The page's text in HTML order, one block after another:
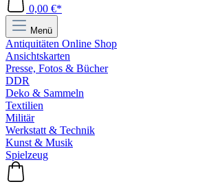
0,00 €*
Menü
Antiquitäten Online Shop
Ansichtskarten
Presse, Fotos & Bücher
DDR
Deko & Sammeln
Textilien
Militär
Werkstatt & Technik
Kunst & Musik
Spielzeug